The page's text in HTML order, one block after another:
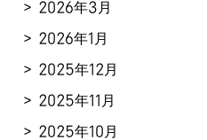
2026年3月
2026年1月
2025年12月
2025年11月
2025年10月